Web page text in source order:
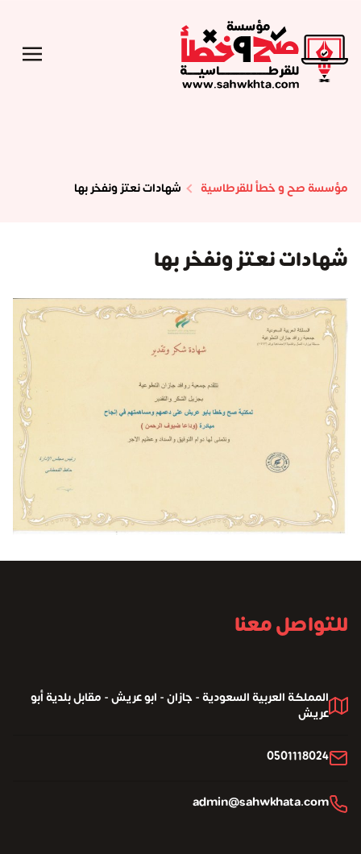
مؤسسة صح و خطأ للقرطاسية شهادات نعتز ونفخر بها
شهادات نعتز ونفخر بها
للتواصل معنا
المملكة العربية السعودية - جازان - ابو عريش - مقابل بلدية أبو
عريش
0501118024
admin@sahwkhata.com